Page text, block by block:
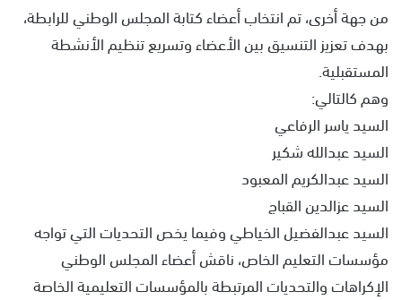
من جهة أخرى، تم انتخاب أعضاء كتابة المجلس الوطني للرابطة،
بهدف تعزيز التنسيق بين الأعضاء وتسريع تنظيم الأنشطة
المستقبلية.
وهم كالتالي:
السيد ياسر الرفاعي
السيد عبدالله شكير
السيد عبدالكريم المعبود
السيد عزالدين القباج
السيد عبدالفضيل الخياطي وفيما يخص التحديات التي تواجه
مؤسسات التعليم الخاص، ناقش أعضاء المجلس الوطني
الإكراهات والتحديات المرتبطة بالمؤسسات التعليمية الخاصة